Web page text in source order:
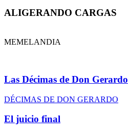
ALIGERANDO CARGAS
MEMELANDIA
Las Décimas de Don Gerardo
DÉCIMAS DE DON GERARDO
El juicio final